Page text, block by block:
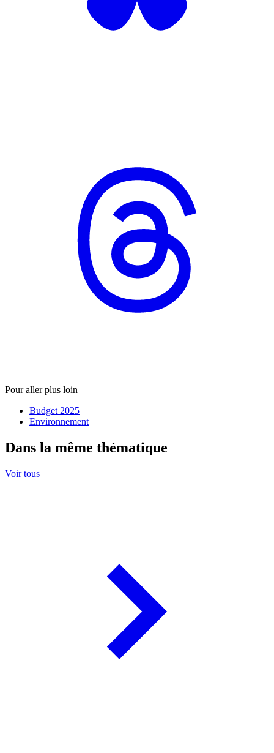
Pour aller plus loin
Budget 2025
Environnement
Dans la même thématique
Voir tous